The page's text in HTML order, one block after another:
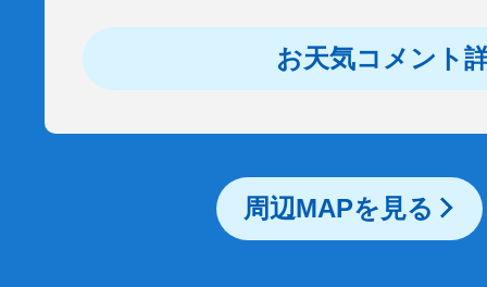
お天気コメント
周辺MAPを見る